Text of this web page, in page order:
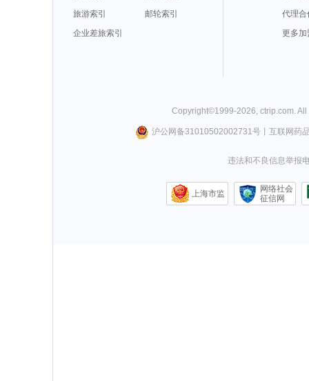
旅游索引
邮轮索引
企业差旅索引
代理合
更多加
Copyright©1999-2026 ctrip.com .
沪公网备31010502002731号丨 互联网药
违法和不良信息举报
上海市监
网络社会
征信网